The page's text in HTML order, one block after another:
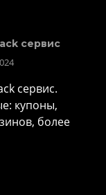
сервис
сервис.
купоны,
более